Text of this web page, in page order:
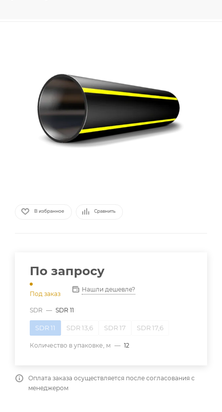
В избранное Сравнить
По запросу
Под заказ
Нашли дешевле?
SDR — SDR 11
SDR 11 SDR 13,6 SDR 17 SDR 17,6
Количество в упаковке, м — 12
Оплата заказа осуществляется после согласования с
менеджером